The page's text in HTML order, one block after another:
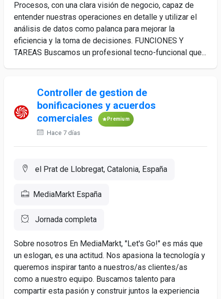
Procesos, con una clara visión de negocio, capaz de
entender nuestras operaciones en detalle y utilizar el
análisis de datos como palanca para mejorar la
eficiencia y la toma de decisiones. FUNCIONES Y
TAREAS Buscamos un profesional tecno-funcional que...
Controller de gestion de
bonificaciones y acuerdos
comerciales
Premium
Hace 7 días
el Prat de Llobregat, Catalonia, España
MediaMarkt España
Jornada completa
Sobre nosotros En MediaMarkt, "Let's Go!" es más que
un eslogan, es una actitud. Nos apasiona la tecnología y
queremos inspirar tanto a nuestros/as clientes/as
como a nuestro equipo. Buscamos talento para
compartir esta pasión y construir juntos la experiencia